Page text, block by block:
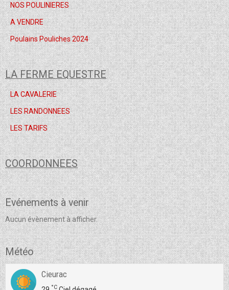
NOS POULINIERES
A VENDRE
Poulains Pouliches 2024
LA FERME EQUESTRE
LA CAVALERIE
LES RANDONNEES
LES TARIFS
COORDONNEES
Evénements à venir
Aucun évènement à afficher.
Météo
Cieurac
°C